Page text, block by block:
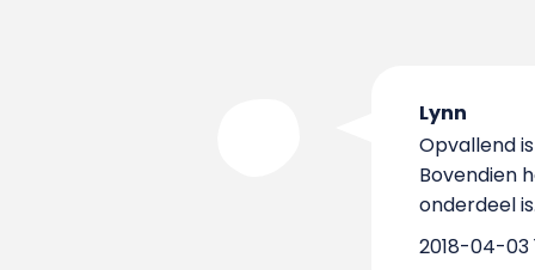
Lynn
Opvallend
Bovendien
onderdeel
2018-04-03